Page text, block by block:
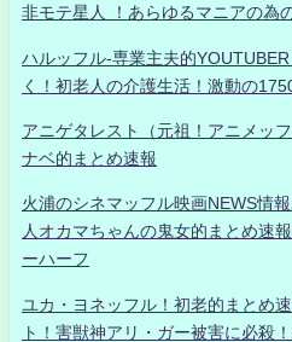
非モテ星人 ！あらゆるマニアの為
ハルッフル-専業主夫的
く！初老人の介護生活！激動の
アニゲタレスト（元祖！アニメッ
ナベ的まとめ速報
火浦のシネマッフル映画NEWS情
人オカマちゃんの鬼女的まとめ速
ーハーフ
ユカ・ヨネッフル！初老的まとめ
ト！害獣神アリ・ガー被害に必殺